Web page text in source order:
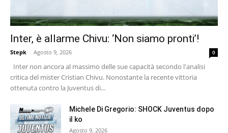
Inter, è allarme Chivu: ‘Non siamo pronti’!
Stepk - Agosto 9, 2026 0
Inter non ancora al massimo delle sue capacità secondo l'analisi
critica del mister Cristian Chivu. Nonostante la recente vittoria
ottenuta contro la Juventus di...
Michele Di Gregorio: SHOCK Juventus dopo
il ko
Agosto 9, 2026